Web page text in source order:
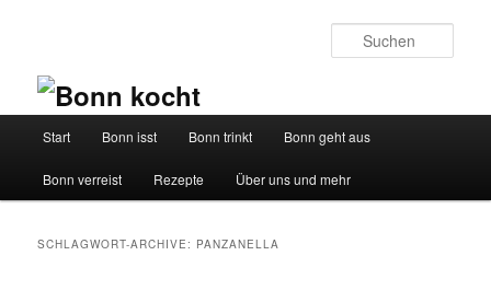
Zum
Inhalt
Zum
sekundären
Start Bonn isst Bonn trinkt Bonn geht aus
Bonn verreist Rezepte Über uns und mehr
SCHLAGWORT-ARCHIVE: PANZANELLA